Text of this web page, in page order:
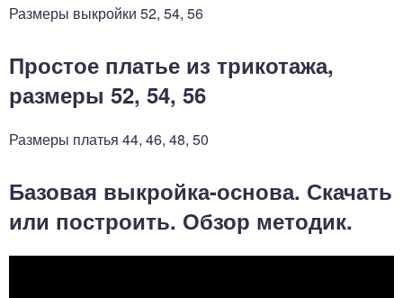
Размеры выкройки 52, 54, 56
Простое платье из трикотажа,
размеры 52, 54, 56
Размеры платья 44, 46, 48, 50
Базовая выкройка-основа. Скачать
или построить. Обзор методик.